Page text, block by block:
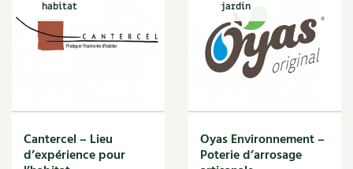
habitat
Cantercel – Lieu
d’expérience pour
jardin
Oyas Environnement –
Poterie d’arrosage